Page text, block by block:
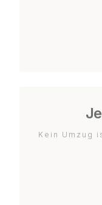
Kein Umzug